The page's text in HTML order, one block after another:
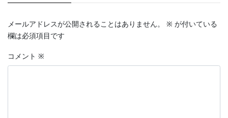
メールアドレスが公開されることはありません。 ※ が付いている
欄は必須項目です
コメント ※